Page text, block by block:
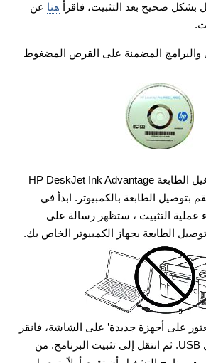
بشكل صحيح بعد التثبيت، فاقرأ هنا عن
والبرامج المضمنة على القرص المضغوط
كيفية تثبيت برنامج تشغيل الطابعة HP DeskJet Ink Advantage
بتوصيل الطابعة بالكمبيوتر. ابدأ في
عملية التثبيت ، ستظهر رسالة على
الطابعة بجهاز الكمبيوتر الخاص بك.
على أجهزة جديدة’ على الشاشة، فانقر
فوق ‘إلغاء’ وافصل كابل USB. ثم انتقل إلى تثبيت البرنامج. من